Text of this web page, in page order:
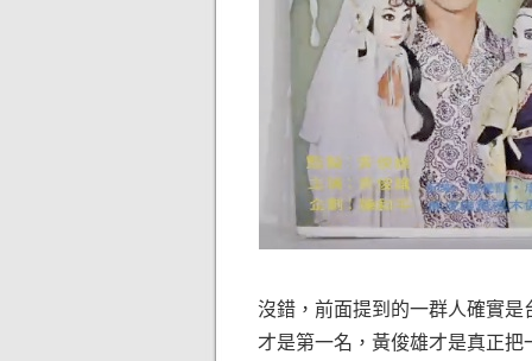
沒錯，前面提到的一群人確實
才是第一名，黃俊雄才是真正